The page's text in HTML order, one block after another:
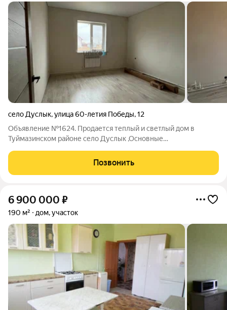
село Дуслык,улица 60-летия Победы,12
Объявление №1624. Продается теплый и светлый дом в
Туймазинском районе село Дуслык ,Основные
спальни, кухня отдельная ,:Выровненные стены,
подготовленные под обои. Радиаторы отопления и
Позвонить
6 900 000 ₽
190 м² дом, участок